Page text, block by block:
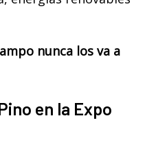
nunca los va a
en la Expo